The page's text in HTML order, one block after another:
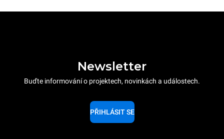
Newsletter
Buďte informování o projektech, novinkách a událostech.
PŘIHLÁSIT SE